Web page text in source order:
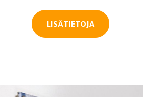
LISÄTIETOJA